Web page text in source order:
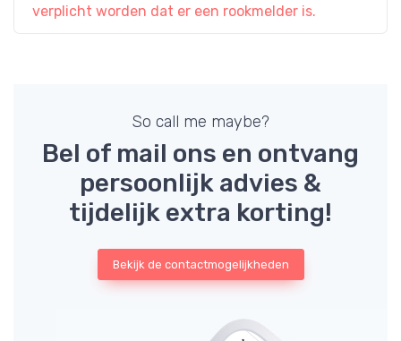
verplicht worden dat er een rookmelder is.
So call me maybe?
Bel of mail ons en ontvang
persoonlijk advies &
tijdelijk extra korting!
Bekijk de contactmogelijkheden